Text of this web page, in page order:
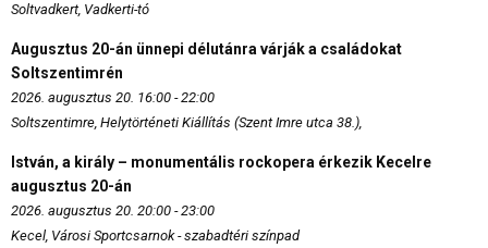
Soltvadkert, Vadkerti-tó
Augusztus 20-án ünnepi délutánra várják a családokat
Soltszentimrén
2026. augusztus 20. 16:00 - 22:00
Soltszentimre, Helytörténeti Kiállítás (Szent Imre utca 38.),
István, a király – monumentális rockopera érkezik Kecelre
augusztus 20-án
2026. augusztus 20. 20:00 - 23:00
Kecel, Városi Sportcsarnok - szabadtéri színpad